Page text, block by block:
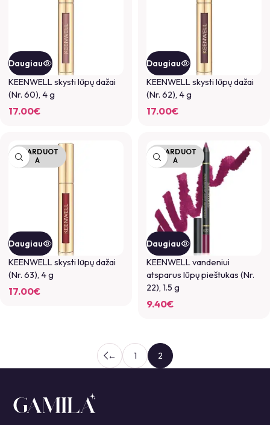
Daugiau
KEENWELL skysti lūpų dažai
(Nr. 60), 4 g
17.00€
Daugiau
KEENWELL skysti lūpų dažai
(Nr. 62), 4 g
17.00€
IŠPARDUOT
A
Daugiau
KEENWELL skysti lūpų dažai
(Nr. 63), 4 g
17.00€
IŠPARDUOT
A
Daugiau
KEENWELL vandeniui
atsparus lūpų pieštukas (Nr.
22), 1.5 g
9.40€
← 1 2